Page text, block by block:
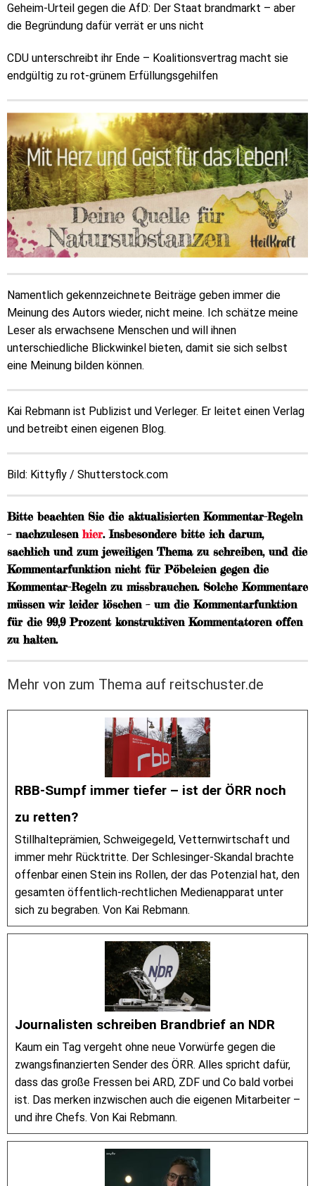
Geheim-Urteil gegen die AfD: Der Staat brandmarkt – aber
die Begründung dafür verrät er uns nicht
CDU unterschreibt ihr Ende – Koalitionsvertrag macht sie
endgültig zu rot-grünem Erfüllungsgehilfen
Namentlich gekennzeichnete Beiträge geben immer die
Meinung des Autors wieder, nicht meine. Ich schätze meine
Leser als erwachsene Menschen und will ihnen
unterschiedliche Blickwinkel bieten, damit sie sich selbst
eine Meinung bilden können.
Kai Rebmann ist Publizist und Verleger. Er leitet einen Verlag
und betreibt einen eigenen Blog.
Bild: Kittyfly / Shutterstock.com
Bitte beachten Sie die aktualisierten Kommentar-Regeln
– nachzulesenhier. Insbesondere bitte ich darum,
sachlich und zum jeweiligen Thema zu schreiben, und die
Kommentarfunktion nicht für Pöbeleien gegen die
Kommentar-Regeln zu missbrauchen. Solche Kommentare
müssen wir leider löschen – um die Kommentarfunktion
für die 99,9 Prozent konstruktiven Kommentatoren offen
zu halten.
Mehr von zum Thema auf reitschuster.de
RBB-Sumpf immer tiefer – ist der ÖRR noch
zu retten?
Stillhalteprämien, Schweigegeld, Vetternwirtschaft und
immer mehr Rücktritte. Der Schlesinger-Skandal brachte
offenbar einen Stein ins Rollen, der das Potenzial hat, den
gesamten öffentlich-rechtlichen Medienapparat unter
sich zu begraben. Von Kai Rebmann.
Journalisten schreiben Brandbrief an NDR
Kaum ein Tag vergeht ohne neue Vorwürfe gegen die
zwangsfinanzierten Sender des ÖRR. Alles spricht dafür,
dass das große Fressen bei ARD, ZDF und Co bald vorbei
ist. Das merken inzwischen auch die eigenen Mitarbeiter –
und ihre Chefs. Von Kai Rebmann.